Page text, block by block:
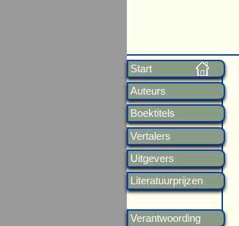
Start
Auteurs
Boektitels
Vertalers
Uitgevers
Literatuurprijzen
Verantwoording